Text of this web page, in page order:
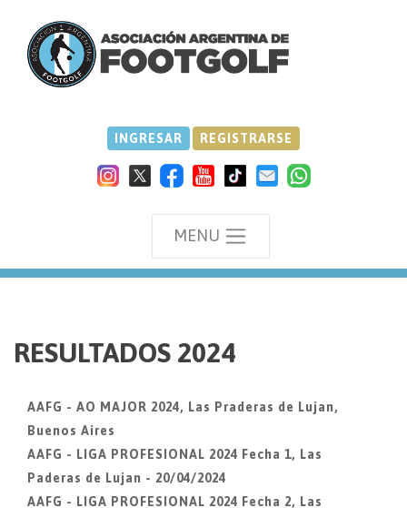
INGRESAR REGISTRARSE
MENU
RESULTADOS 2024
AAFG - AO MAJOR 2024, Las Praderas de Lujan,
Buenos Aires
AAFG - LIGA PROFESIONAL 2024 Fecha 1, Las
Paderas de Lujan - 20/04/2024
AAFG - LIGA PROFESIONAL 2024 Fecha 2, Las